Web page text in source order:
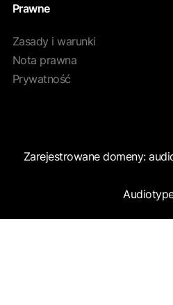
Prawne
Zasady i warunki
Nota prawna
Prywatność
Zarejestrowane domeny: